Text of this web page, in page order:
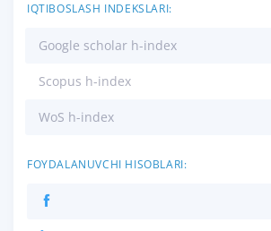
IQTIBOSLASH INDEKSLARI:
Google scholar h-index
Scopus h-index
WoS h-index
FOYDALANUVCHI HISOBLARI: